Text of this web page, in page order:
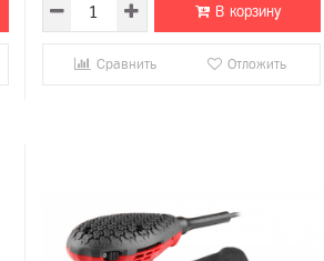
В корзину
Сравнить Отложить